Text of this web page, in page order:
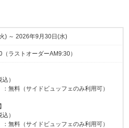
) ～ 2026年9月30日(水)
ラストオーダーAM9:30）
）
無料（サイドビュッフェのみ利用可）
）
無料（サイドビュッフェのみ利用可）